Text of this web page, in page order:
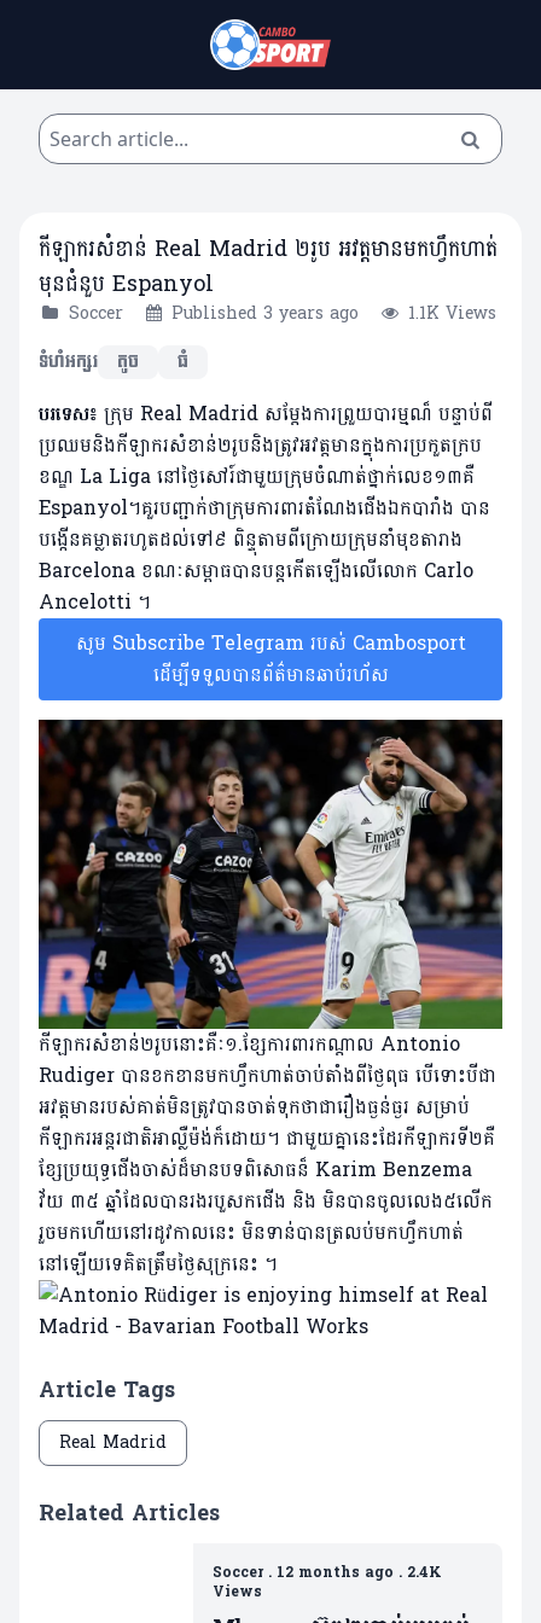
កីឡាករសំខាន់ Real Madrid ២រូប អវត្តមានមកហ្វឹកហាត់
មុនជំនួប Espanyol
Soccer Published 3 years ago
1.1K Views
ទំហំអក្សរ
តូច ធំ
បរទេស៖ ក្រុម Real Madrid សម្តែងការព្រួយបារម្មណ៏ បន្ទាប់ពី
ប្រឈមនិងកីឡាករសំខាន់២រូបនិងត្រូវអវត្តមានក្នុងការប្រកួតក្រប
ខណ្ឌ La Liga នៅថ្ងៃសៅរ៍ជាមួយក្រុមចំណាត់ថ្នាក់លេខ១៣គឺ
Espanyol។គួរបញ្ជាក់ថាក្រុមការពារតំណែងជើងឯកបារាំង បាន
បង្កើនគម្លាត​រហូត​ដល់​ទៅ​៩ ពិន្ទុតាមពីក្រោយក្រុមនាំមុខតារាង
Barcelona ខណៈសម្ពាធបានបន្តកើតឡើងលើលោក Carlo
Ancelotti ។​
សូម Subscribe Telegram របស់ Cambosport
ដើម្បីទទួលបានព័ត៌មានឆាប់រហ័ស
កីឡាករសំខាន់២រូបនោះគឺៈ១.ខ្សែការពារកណ្តាល Antonio
Rudiger បានខកខានមកហ្វឹកហាត់ចាប់តាំងពីថ្ងៃពុធ បើទោះបីជា​
អវត្តមាន​របស់គាត់មិនត្រូវបាន​ចាត់​ទុកថាជារឿងធ្ងន់ធ្ងរ សម្រាប់
កីឡាករអន្តរជាតិអាល្លឺម៉ង់ក៏ដោយ។ ជាមួយគ្នានេះដែរកីឡាករទី២គឺ
ខ្សែប្រយុទ្ធ​ជើង​ចាស់​ដ៏មានបទពិសោធន៏ Karim Benzema
វ័យ ៣៥ ឆ្នាំដែល​បាន​​រងរបួសកជើង និង មិនបានចូលលេង៥លើក
រួចមក​ហើយនៅ​រដូវ​កាល​នេះ មិនទាន់បានត្រលប់មកហ្វឹកហាត់
នៅឡើយទេគិតត្រឹមថ្ងៃ​សុក្រនេះ ។
Article Tags
Real Madrid
Related Articles
Soccer. 12 months ago . 2.4K
Views